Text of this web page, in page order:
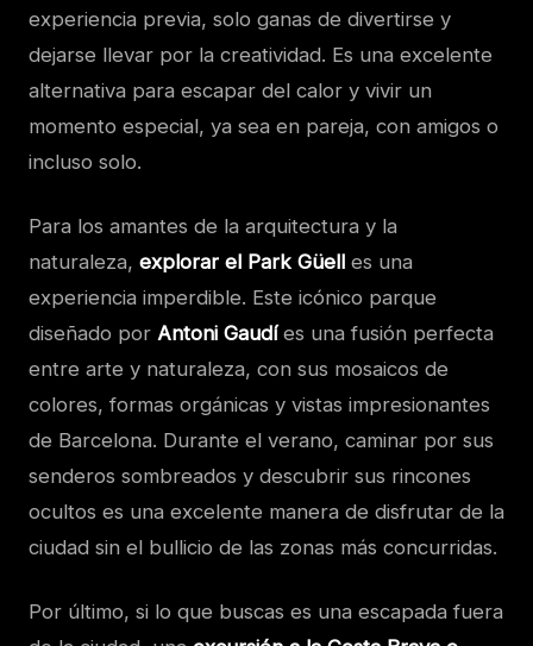
experiencia previa, solo ganas de divertirse y
dejarse llevar por la creatividad. Es una excelente
alternativa para escapar del calor y vivir un
momento especial, ya sea en pareja, con amigos o
incluso solo.
Para los amantes de la arquitectura y la
naturaleza, explorar el Park Güell es una
experiencia imperdible. Este icónico parque
diseñado por Antoni Gaudíes una fusión perfecta
entre arte y naturaleza, con sus mosaicos de
colores, formas orgánicas y vistas impresionantes
de Barcelona. Durante el verano, caminar por sus
senderos sombreados y descubrir sus rincones
ocultos es una excelente manera de disfrutar de la
ciudad sin el bullicio de las zonas más concurridas.
Por último, si lo que buscas es una escapada fuera